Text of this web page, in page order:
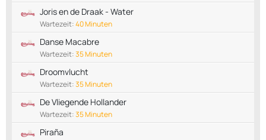
Joris en de Draak - Water
Wartezeit:40 Minuten
Danse Macabre
Wartezeit:35 Minuten
Droomvlucht
Wartezeit:35 Minuten
De Vliegende Hollander
Wartezeit:35 Minuten
Piraña